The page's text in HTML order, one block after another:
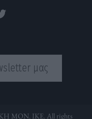
μας
ΜΟΝ. ΙΚΕ. All rights